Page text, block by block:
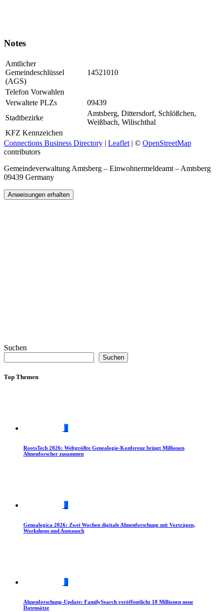
Notes
Amtlicher
Gemeindeschlüssel
(AGS)
14521010
Telefon Vorwahlen
Verwaltete PLZs
09439
Stadtbezirke
Amtsberg, Dittersdorf, Schlößchen,
Weißbach, Wilischthal
KFZ Kennzeichen
Connections Business Directory | Leaflet | © OpenStreetMap
contributors
Gemeindeverwaltung Amtsberg – Einwohnermeldeamt – Amtsberg
09439 Germany
Anweisungen erhalten
Suchen
Suchen
Top Themen
1
RootsTech 2026: Weltgrößte Genealogie-Konferenz bringt Millionen
Ahnenforscher zusammen
2
Genealogica 2026: Zwei Wochen digitale Ahnenforschung mit Vorträgen,
Workshops und Austausch
3
Ahnenforschung-Update: FamilySearch veröffentlicht 18 Millionen neue
Datensätze